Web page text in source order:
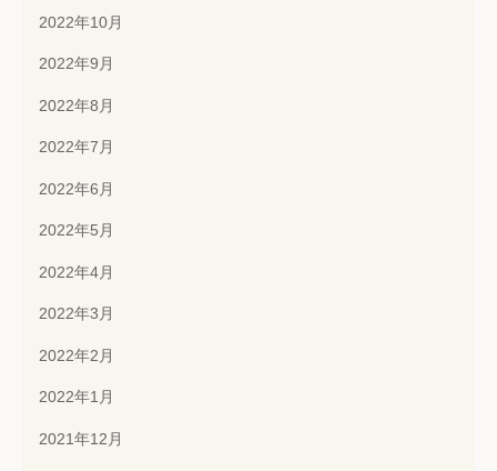
2022年10月
2022年9月
2022年8月
2022年7月
2022年6月
2022年5月
2022年4月
2022年3月
2022年2月
2022年1月
2021年12月